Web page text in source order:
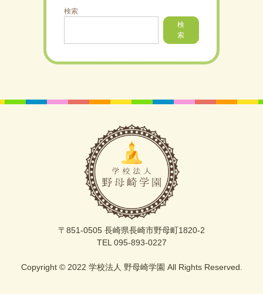
検索
検
索
〒851-0505 長崎県長崎市野母町1820-2
TEL 095-893-0227
Copyright © 2022 学校法人 野母崎学園 All Rights Reserved.